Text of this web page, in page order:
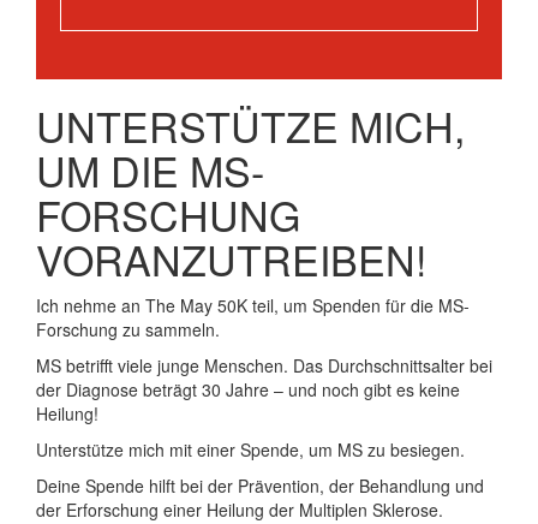
UNTERSTÜTZE MICH,
UM DIE MS-
FORSCHUNG
VORANZUTREIBEN!
Ich nehme an The May 50K teil, um Spenden für die MS-
Forschung zu sammeln.
MS betrifft viele junge Menschen. Das Durchschnittsalter bei
der Diagnose beträgt 30 Jahre – und noch gibt es keine
Heilung!
Unterstütze mich mit einer Spende, um MS zu besiegen.
Deine Spende hilft bei der Prävention, der Behandlung und
der Erforschung einer Heilung der Multiplen Sklerose.